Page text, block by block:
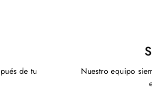
de tu
Nuestro equipo